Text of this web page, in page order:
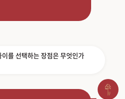
를 선택하는 장점은 무엇인가